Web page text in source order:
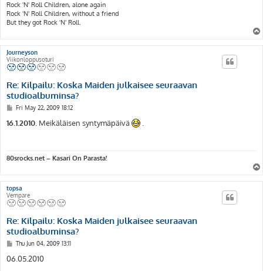
Rock 'N' Roll Children, alone again
Rock 'N' Roll Children, without a friend
But they got Rock 'N' Roll.
Journeyson
Viikonloppusoturi
Re: Kilpailu: Koska Maiden julkaisee seuraavan
studioalbuminsa?
P
s
t
Fri May 22, 2009 18:12
16.1.2010 . Meikäläisen syntymäpäivä
80srocks.net – Kasari On Parasta!
topsa
Vempare
Re: Kilpailu: Koska Maiden julkaisee seuraavan
studioalbuminsa?
P
s
t
Thu Jun 04, 2009 13:11
06.05.2010